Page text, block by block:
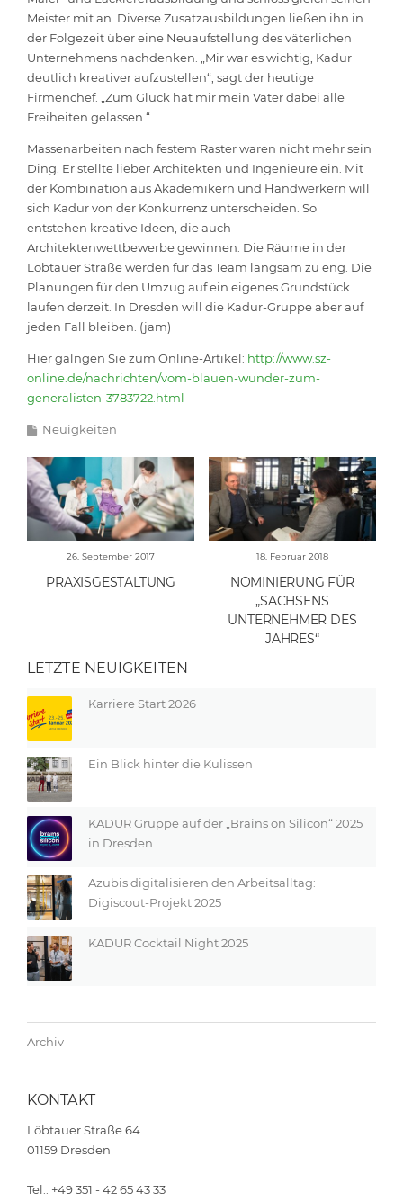
Meister mit an. Diverse Zusatzausbildungen ließen ihn in
der Folgezeit über eine Neuaufstellung des väterlichen
Unternehmens nachdenken. „Mir war es wichtig, Kadur
deutlich kreativer aufzustellen“, sagt der heutige
Firmenchef. „Zum Glück hat mir mein Vater dabei alle
Freiheiten gelassen.“
Massenarbeiten nach festem Raster waren nicht mehr sein
Ding. Er stellte lieber Architekten und Ingenieure ein. Mit
der Kombination aus Akademikern und Handwerkern will
sich Kadur von der Konkurrenz unterscheiden. So
entstehen kreative Ideen, die auch
Architektenwettbewerbe gewinnen. Die Räume in der
Löbtauer Straße werden für das Team langsam zu eng. Die
Planungen für den Umzug auf ein eigenes Grundstück
laufen derzeit. In Dresden will die Kadur-Gruppe aber auf
jeden Fall bleiben. (jam)
Hier galngen Sie zum Online-Artikel: http://www.sz-
online.de/nachrichten/vom-blauen-wunder-zum-
generalisten-3783722.html
Neuigkeiten
26. September 2017
PRAXISGESTALTUNG
18. Februar 2018
NOMINIERUNG FÜR
„SACHSENS
UNTERNEHMER DES
JAHRES“
LETZTE NEUIGKEITEN
Karriere Start 2026
Ein Blick hinter die Kulissen
KADUR Gruppe auf der „Brains on Silicon“ 2025
in Dresden
Azubis digitalisieren den Arbeitsalltag:
Digiscout-Projekt 2025
KADUR Cocktail Night 2025
Archiv
KONTAKT
Löbtauer Straße 64
01159 Dresden
Tel.: +49 351 - 42 65 43 33